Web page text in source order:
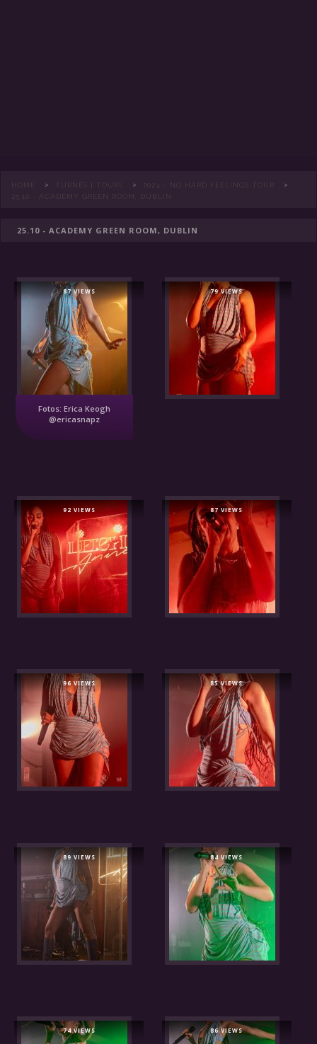
HOME > TURNÊS | TOURS > 2024 - NO HARD FEELINGS TOUR >
25.10 - ACADEMY GREEN ROOM, DUBLIN
25.10 - ACADEMY GREEN ROOM, DUBLIN
Fotos: Erica Keogh
@ericasnapz
87 VIEWS 79 VIEWS
92 VIEWS 87 VIEWS
96 VIEWS 85 VIEWS
89 VIEWS 84 VIEWS
74 VIEWS 86 VIEWS